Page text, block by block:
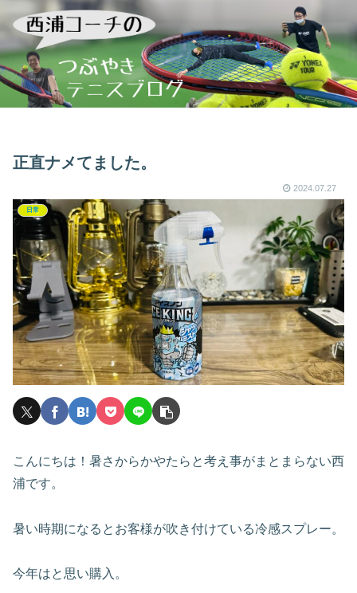
正直ナメてました。
2024.07.27
日常
こんにちは！暑さからかやたらと考え事がまとまらない西
浦です。
暑い時期になるとお客様が吹き付けている冷感スプレー。
今年はと思い購入。